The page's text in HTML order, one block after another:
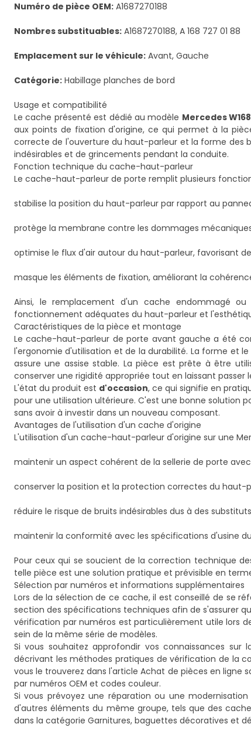
Numéro de pièce OEM: A1687270188
Nombres substituables: A1687270188, A 168 727 01 88
Emplacement sur le véhicule: Avant, Gauche
Catégorie: Habillage planches de bord
Usage et compatibilité
Le cache présenté est dédié au modèle Mercedes W168
aux points de fixation d'origine, ce qui permet à la
correcte de l'ouverture du haut-parleur et la forme des
indésirables et de grincements pendant la conduite.
Fonction technique du cache-haut-parleur
Le cache-haut-parleur de porte remplit plusieurs
stabilise la position du haut-parleur par rapport au
protège la membrane contre les dommages
optimise le flux d'air autour du haut-parleur, favorisant
masque les éléments de fixation, améliorant la
Ainsi, le remplacement d'un cache endommagé
fonctionnement adéquates du haut-parleur et
Caractéristiques de la pièce et montage
Le cache-haut-parleur de porte avant gauche a été
l'ergonomie d'utilisation et de la durabilité. La forme et
assure une assise stable. La pièce est prête à être
conserver une rigidité appropriée tout en laissant passer
L'état du produit est d'occasion, ce qui signifie en
pour une utilisation ultérieure. C'est une bonne solution
sans avoir à investir dans un nouveau composant.
Avantages de l'utilisation d'un cache d'origine
L'utilisation d'un cache-haut-parleur d'origine sur une
maintenir un aspect cohérent de la sellerie de porte
conserver la position et la protection correctes du haut-
réduire le risque de bruits indésirables dus à des
maintenir la conformité avec les spécifications d'usine
Pour ceux qui se soucient de la correction technique
telle pièce est une solution pratique et prévisible en
Sélection par numéros et informations supplémentaires
Lors de la sélection de ce cache, il est conseillé de se
section des spécifications techniques afin de s'assurer
vérification par numéros est particulièrement utile lors
sein de la même série de modèles.
Si vous souhaitez approfondir vos connaissances
décrivant les méthodes pratiques de vérification de la
vous le trouverez dans l'articleAchat de pièces en ligne
par numéros OEM et codes couleur.
Si vous prévoyez une réparation ou une
d'autres éléments du même groupe, tels que des
dans la catégorie Garnitures, baguettes décoratives et